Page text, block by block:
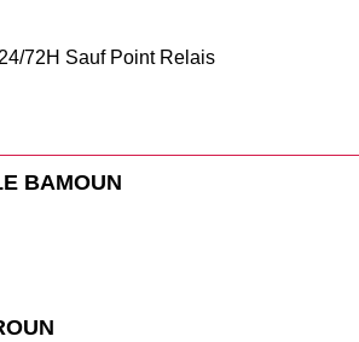
72H Sauf Point Relais
BAMOUN